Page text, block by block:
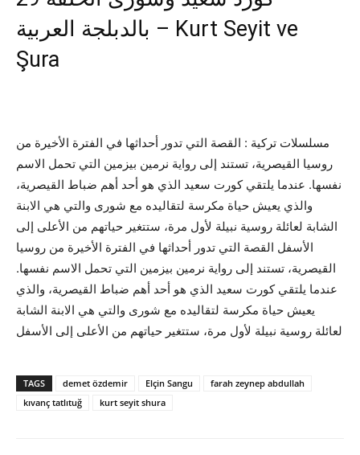
بالدبلجة العربية – Kurt Seyit ve
Şura
مسلسلات تركية : القصة التي تدور أحداثها في الفترة الأخيرة من
روسيا القيصرية، تستند إلى رواية نرمين بيزمين التي تحمل الاسم
نفسها. عندما يلتقي كورت سعيد الذي هو أحد أهم ضباط القيصرية،
والذي يعيش حياة مكرسة لتقاليده مع شورى والتي هي الابنة
الشابة لعائلة روسية نبيلة لأول مرة، ستتغير حياتهم من الأعلى إلى
الأسفل القصة التي تدور أحداثها في الفترة الأخيرة من روسيا
القيصرية، تستند إلى رواية نرمين بيزمين التي تحمل الاسم نفسها.
عندما يلتقي كورت سعيد الذي هو أحد أهم ضباط القيصرية، والذي
يعيش حياة مكرسة لتقاليده مع شورى والتي هي الابنة الشابة
لعائلة روسية نبيلة لأول مرة، ستتغير حياتهم من الأعلى إلى الأسفل
TAGS demet özdemir Elçin Sangu
farah zeynep abdullah
kıvanç tatlıtuğ
kurt seyit shura